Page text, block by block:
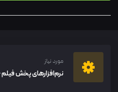
مورد نیاز
نرم‌افزار‌های پخش فیلم